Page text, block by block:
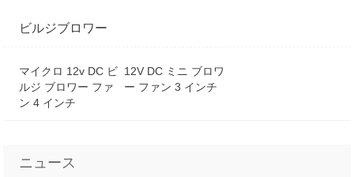
ビルジブロワー
マイクロ 12v DC ビ
ルジ ブロワー ファ
ン 4 インチ
12V DC ミニ ブロワ
ー ファン 3 インチ
ニュース